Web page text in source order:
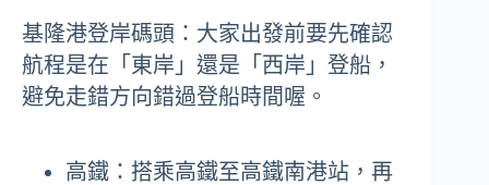
基隆港登岸碼頭：大家出發前要先確認
航程是在「東岸」還是「西岸」登船，
避免走錯方向錯過登船時間喔。
高鐵：搭乘高鐵至高鐵南港站，再